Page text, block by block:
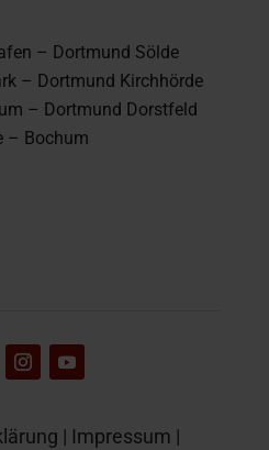
– Dortmund Sölde
– Dortmund Kirchhörde
– Dortmund Dorstfeld
– Bochum
| Impressum |